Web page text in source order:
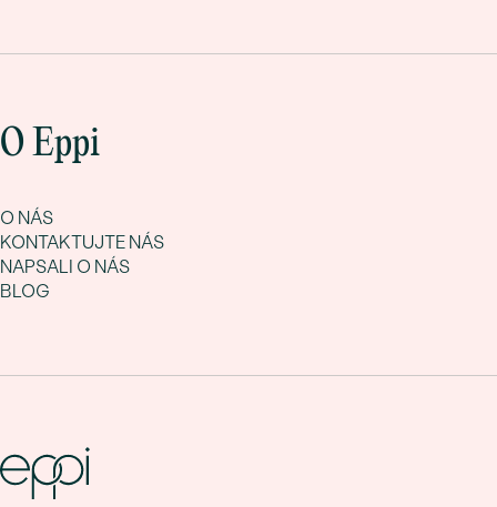
O Eppi
O NÁS
KONTAKTUJTE NÁS
NAPSALI O NÁS
BLOG